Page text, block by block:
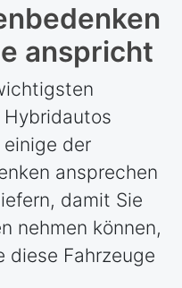
anspricht
der
ansprechen
damit Sie
nehmen können,
diese Fahrzeuge